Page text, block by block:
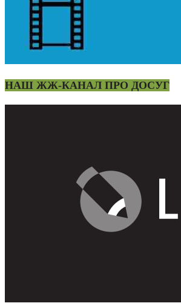
НАШ ЖЖ-КАНАЛ ПРО ДОСУГ